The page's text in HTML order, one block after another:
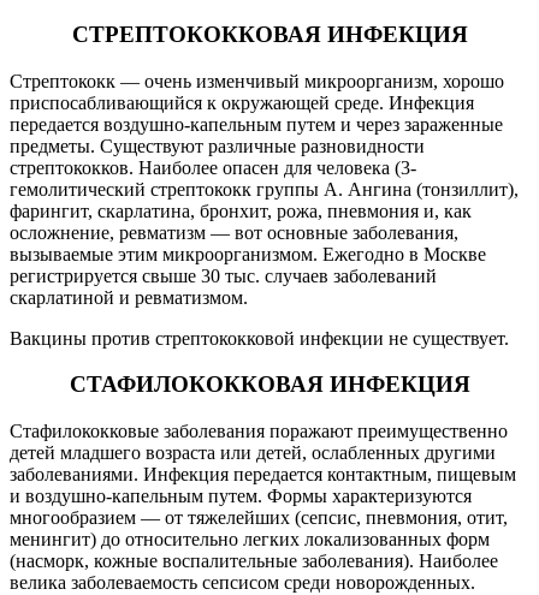
СТРЕПТОКОККОВАЯ ИНФЕКЦИЯ
Стрептококк — очень изменчивый микроорганизм, хорошо
приспосабливающийся к окружающей среде. Инфекция
передается воздушно-капельным путем и через зараженные
предметы. Существуют различные разновидности
стрептококков. Наиболее опасен для человека (3-
гемолитический стрептококк группы А. Ангина (тонзиллит),
фарингит, скарлатина, бронхит, рожа, пневмония и, как
осложнение, ревматизм — вот основные заболевания,
вызываемые этим микроорганизмом. Ежегодно в Москве
регистрируется свыше 30 тыс. случаев заболеваний
скарлатиной и ревматизмом.
Вакцины против стрептококковой инфекции не существует.
СТАФИЛОКОККОВАЯ ИНФЕКЦИЯ
Стафилококковые заболевания поражают преимущественно
детей младшего возраста или детей, ослабленных другими
заболеваниями. Инфекция передается контактным, пищевым
и воздушно-капельным путем. Формы характеризуются
многообразием — от тяжелейших (сепсис, пневмония, отит,
менингит) до относительно легких локализованных форм
(насморк, кожные воспалительные заболевания). Наиболее
велика заболеваемость сепсисом среди новорожденных.